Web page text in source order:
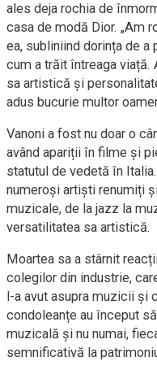
ales deja rochia de
casa de modă Dior. „Am
ea, subliniind dorința de
cum a trăit întreaga
sa artistică și
adus bucurie multor
Vanoni a fost nu doar o
având apariții în filme și
statutul de vedetă în
numeroși artiști renumiți
muzicale, de la jazz la
versatilitatea sa artistică.
Moartea sa a stârnit
colegilor din industrie,
l-a avut asupra muzicii și
condoleanțe au început
muzicală și nu numai,
semnificativă la